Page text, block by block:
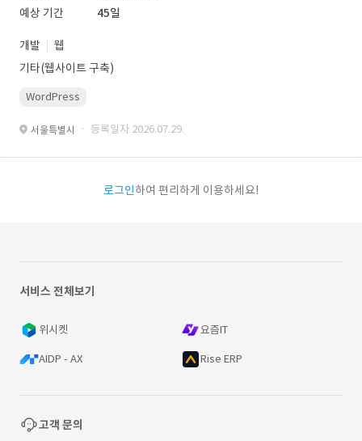
예상 기간
45일
개발
웹
기타(웹사이트 구축)
WordPress
서울특별시 · 등록일자 2026.07.29.
로그인하여 편리하게 이용하세요!
서비스 전체보기
위시켓 요즘IT
AIDP - AX Rise ERP
고객 문의